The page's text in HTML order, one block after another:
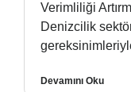
Verimliliği
Denizcilik
Devamını Oku